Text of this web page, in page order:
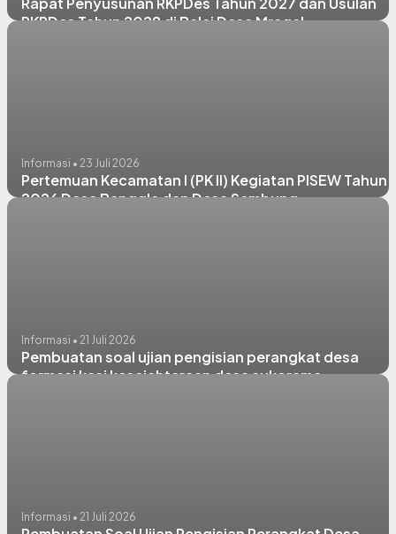
RKPDes Tahun 2028 di Balai Desa Mragel
Informasi • 23 Juli 2026
Pertemuan Kecamatan I (PK II) Kegiatan PISEW Tahun
2026 Desa Banggle dan Desa Sembung
Informasi • 21 Juli 2026
Pembuatan soal ujian pengisian perangkat desa
formasi kasi kesejahteraan desa sukorame
Informasi • 21 Juli 2026